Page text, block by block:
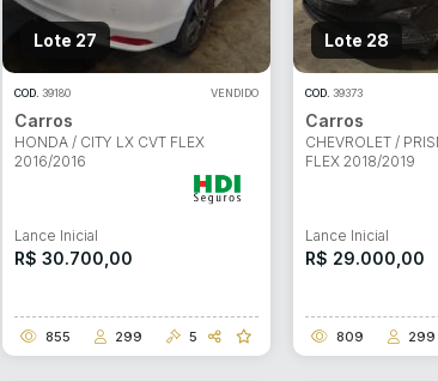
Lote 27
COD. 39180 VENDIDO
Carros
HONDA / CITY LX CVT FLEX
2016/2016
Lance Inicial
R$ 30.700,00
855 299 5
Lote 28
COD. 39373
Carros
CHEVROLET /
FLEX 2018/2019
Lance Inicial
R$ 29.000,00
809 299